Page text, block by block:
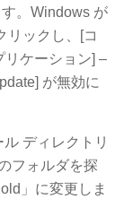
。Windows が
リックし、[コ
リケーション] –
が無効に
ディレクトリ
フォルダを探
」に変更しま